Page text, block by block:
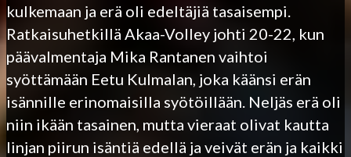
kulkemaan ja erä oli edeltäjiä tasaisempi.
Ratkaisuhetkillä Akaa-Volley johti 20-22, kun
päävalmentaja Mika Rantanen vaihtoi
syöttämään Eetu Kulmalan, joka käänsi erän
isännille erinomaisilla syötöillään. Neljäs erä oli
niin ikään tasainen, mutta vieraat olivat kautta
linjan piirun isäntiä edellä ja veivät erän ja kaikki